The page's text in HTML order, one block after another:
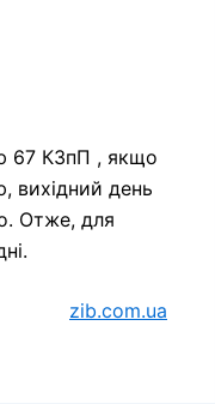
67 КЗпП , якщо
вихідний день
Отже, для
zib.com.ua